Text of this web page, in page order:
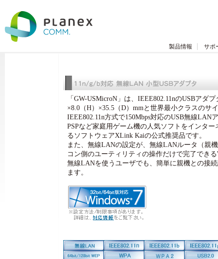
製品情報 サポ
「GW-USMicroN」は、IEEE802.11nのUSBアダ
×8.0（H）×35.5（D）mmと世界最小クラスのサ
IEEE802.11n方式で150Mbps対応のUSB無線LAN
PSPなど家庭用ゲーム機の人気ソフトをインタ
るソフトウェアXLink Kaiの公式推奨品です。
また、無線LANの設定が、無線LANルータ（親
コン側のユーティリティの操作だけで完了でき
無線LANを使うユーザでも、簡単に親機との接
ます。